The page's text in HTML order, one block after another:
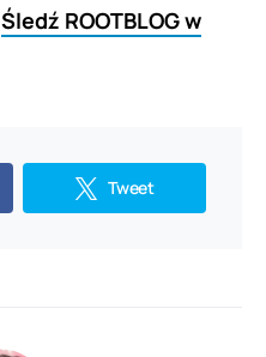
Śledź ROOTBLOG w
Tweet